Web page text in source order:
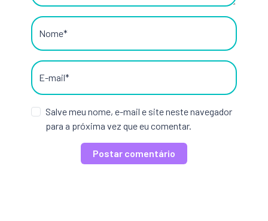
Nome*
E-mail*
Salve meu nome, e-mail e site neste navegador
para a próxima vez que eu comentar.